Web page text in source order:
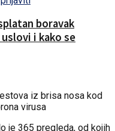
boravak
i kako se
iz brisa nosa kod
virusa
je 365 pregleda, od kojih